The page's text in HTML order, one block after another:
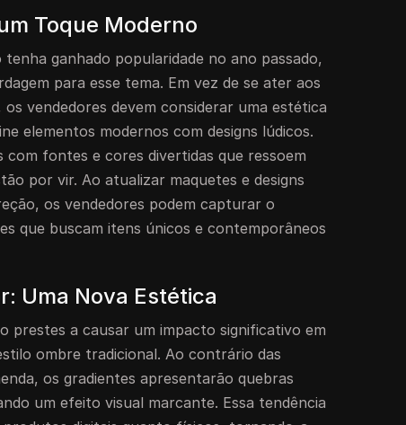
Toque Moderno
ganhado popularidade no ano passado,
para esse tema. Em vez de se ater aos
vendedores devem considerar uma estética
elementos modernos com designs lúdicos.
fontes e cores divertidas que ressoem
por vir. Ao atualizar maquetes e designs
os vendedores podem capturar o
que buscam itens únicos e contemporâneos
Uma Nova Estética
prestes a causar um impacto significativo em
ombre tradicional. Ao contrário das
os gradientes apresentarão quebras
um efeito visual marcante. Essa tendência